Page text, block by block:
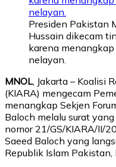
Presiden Pakistan
Hussain dikecam
karena
nelayan.
MNOL, Jakarta – Koalisi
(KIARA) mengecam
menangkap Sekjen
Baloch melalu surat
nomor 21/GS/KIARA/II/
Saeed Baloch yang
Republik Islam Pakistan,